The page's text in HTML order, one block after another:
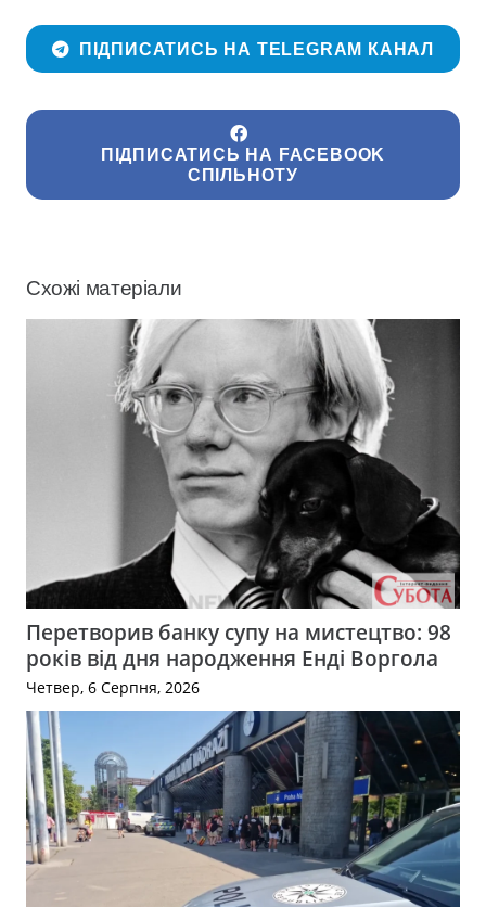
ПІДПИСАТИСЬ НА TELEGRAM КАНАЛ
ПІДПИСАТИСЬ НА FACEBOOK
СПІЛЬНОТУ
Схожі матеріали
Перетворив банку супу на мистецтво: 98
років від дня народження Енді Воргола
Четвер, 6 Серпня, 2026